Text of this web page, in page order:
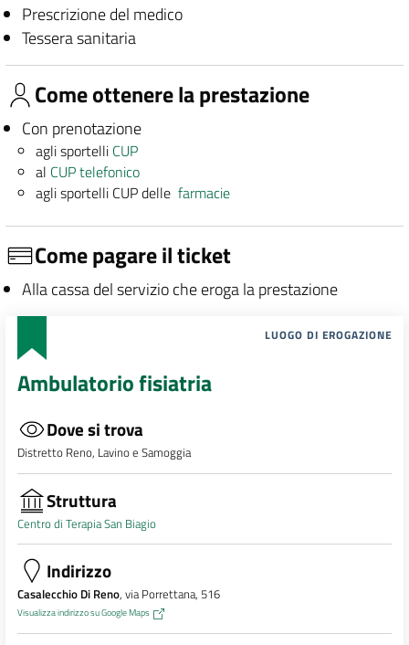
Prescrizione del medico
Tessera sanitaria
Come ottenere la prestazione
Con prenotazione
agli sportelli CUP
al CUP telefonico
agli sportelli CUP dellefarmacie
Come pagare il ticket
Alla cassa del servizio che eroga la prestazione
LUOGO DI EROGAZIONE
Ambulatorio fisiatria
Dove si trova
Distretto Reno, Lavino e Samoggia
Struttura
Centro di Terapia San Biagio
Indirizzo
Casalecchio Di Reno, via Porrettana, 516
Visualizza indirizzo su Google Maps